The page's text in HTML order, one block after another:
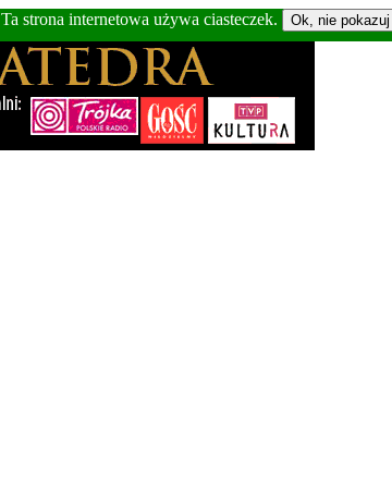
Ta strona internetowa używa ciasteczek.